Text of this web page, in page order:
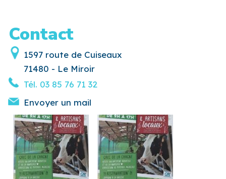
Contact
1597 route de Cuiseaux
71480 - Le Miroir
Tél. 03 85 76 71 32
Envoyer un mail